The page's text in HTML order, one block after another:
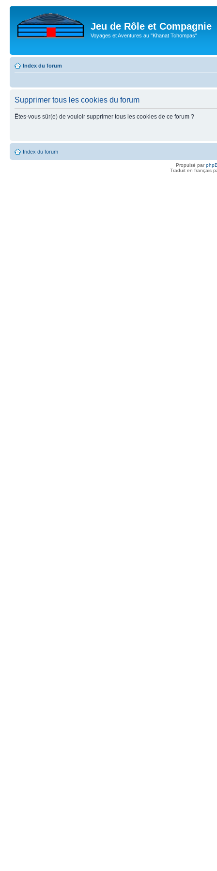
Jeu de Rôle et Compagnie
Voyages et Aventures au "Khanat Tchompas"
Index du forum
Supprimer tous les cookies du forum
Êtes-vous sûr(e) de vouloir supprimer tous les cookies de ce forum ?
Index du forum
Propulsé par
Traduit en français